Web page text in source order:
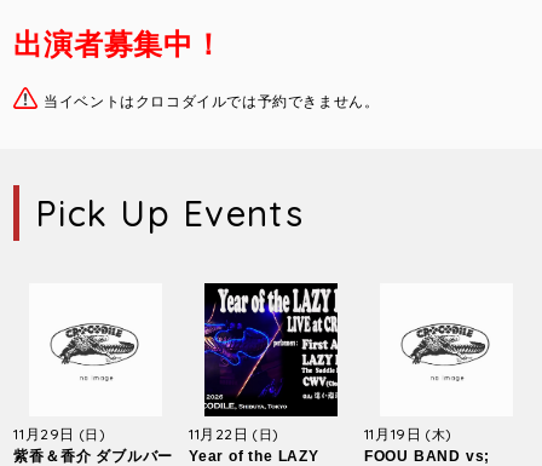
出演者募集中！
当イベントはクロコダイルでは予約できません。
Pick Up Events
11月29日 (日)
紫香＆香介 ダブルバー
11月22日(日)
Year of the LAZY
11月19日 (木)
FOOU BAND vs;